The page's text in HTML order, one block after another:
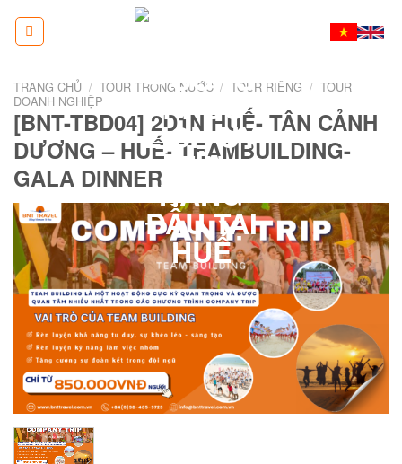
TRANG CHỦ / TOUR TRONG NƯỚC / TOUR RIÊNG / TOUR
DOANH NGHIỆP
[BNT-TBD04] 2D1N HUẾ- TÂN CẢNH
DƯƠNG – HUẾ- TEAMBUILDING-
GALA DINNER